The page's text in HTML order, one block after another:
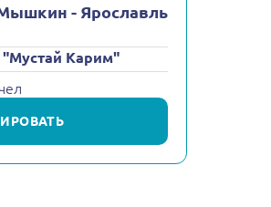
- Ярославль
"Мустай Карим"